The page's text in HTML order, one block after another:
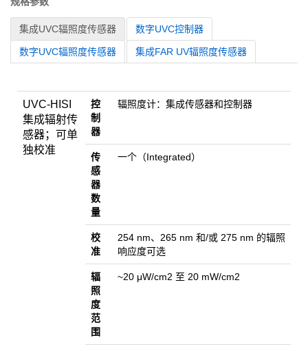
集成UVC辐照度传感器 数字UVC控制器
数字UVC辐照度传感器 集成FAR UV辐照度传感器
UVC-HISI
集成辐射传
感器；可单
独校准
控
制
器
辐照度计：集成传感器和控制器
传
感
器
数
量
一个（Integrated）
校
准
254 nm、265 nm 和/或 275 nm 的辐照
响应度可选
辐
照
度
范
围
~20 μW/cm2 至 20 mW/cm2